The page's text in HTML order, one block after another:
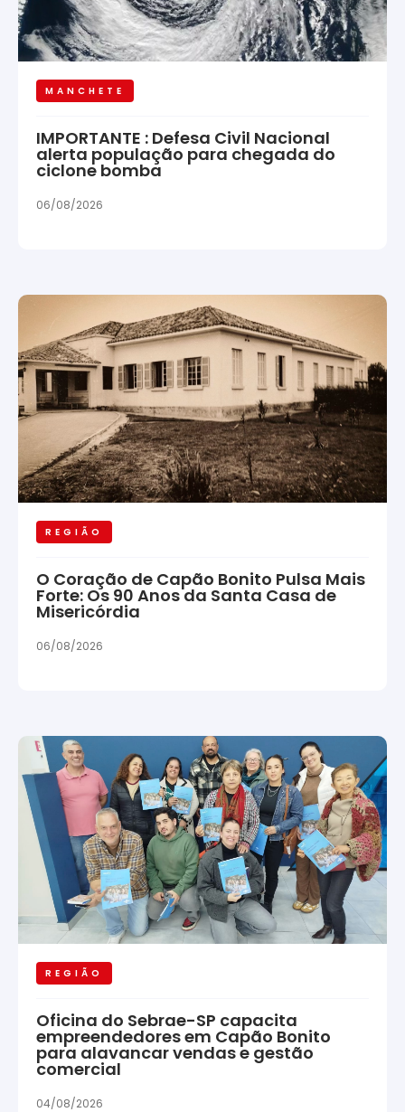
MANCHETE
IMPORTANTE : Defesa Civil Nacional
alerta população para chegada do
ciclone bomba
06/08/2026
REGIÃO
O Coração de Capão Bonito Pulsa Mais
Forte: Os 90 Anos da Santa Casa de
Misericórdia
06/08/2026
REGIÃO
Oficina do Sebrae-SP capacita
empreendedores em Capão Bonito
para alavancar vendas e gestão
comercial
04/08/2026